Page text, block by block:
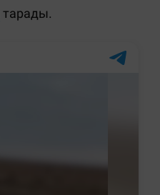
тарады.